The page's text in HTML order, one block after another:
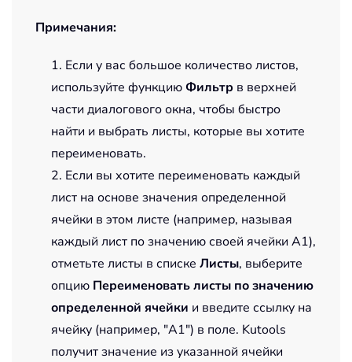
Примечания:
1. Если у вас большое количество листов,
используйте функциюФильтр в верхней
части диалогового окна, чтобы быстро
найти и выбрать листы, которые вы хотите
переименовать.
2. Если вы хотите переименовать каждый
лист на основе значения определенной
ячейки в этом листе (например, называя
каждый лист по значению своей ячейки A1),
отметьте листы в списке Листы, выберите
опцию Переименовать листы по значению
определенной ячейки и введите ссылку на
ячейку (например, "A1") в поле. Kutools
получит значение из указанной ячейки